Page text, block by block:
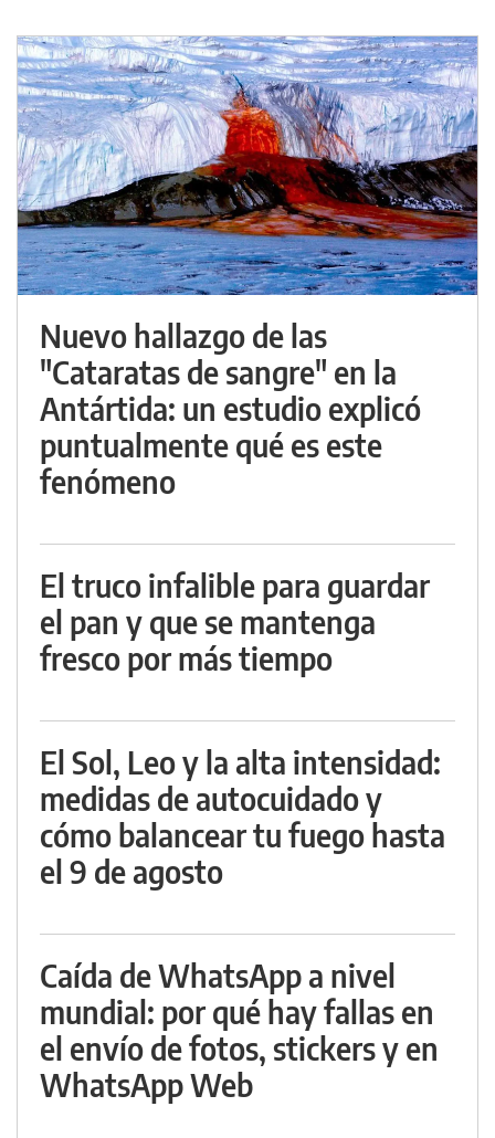
Nuevo hallazgo de las
"Cataratas de sangre" en la
Antártida: un estudio explicó
puntualmente qué es este
fenómeno
El truco infalible para guardar
el pan y que se mantenga
fresco por más tiempo
El Sol, Leo y la alta intensidad:
medidas de autocuidado y
cómo balancear tu fuego hasta
el 9 de agosto
Caída de WhatsApp a nivel
mundial: por qué hay fallas en
el envío de fotos, stickers y en
WhatsApp Web